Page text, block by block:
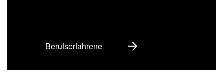
Berufserfahrene